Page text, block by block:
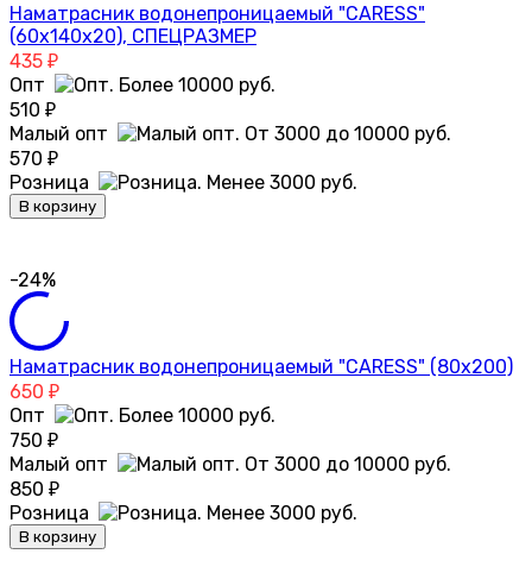
Наматрасник водонепроницаемый "CARESS"
(60х140х20), СПЕЦРАЗМЕР
435 ₽
Опт
510 ₽
Малый опт
570 ₽
Розница
В корзину
-24%
Наматрасник водонепроницаемый "CARESS" (80x200)
650 ₽
Опт
750 ₽
Малый опт
850 ₽
Розница
В корзину